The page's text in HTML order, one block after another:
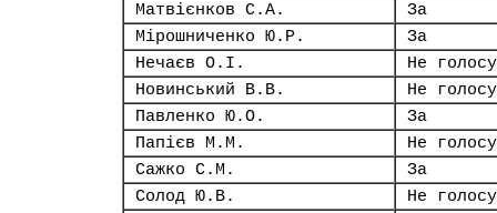
Матвієнков С.А.
За
Мірошниченко Ю.Р.
За
Нечаєв О.І.
Не
Новинський В.В.
Не
Павленко Ю.О.
За
Папієв М.М.
Не
Сажко С.М.
За
Солод Ю.В.
Не